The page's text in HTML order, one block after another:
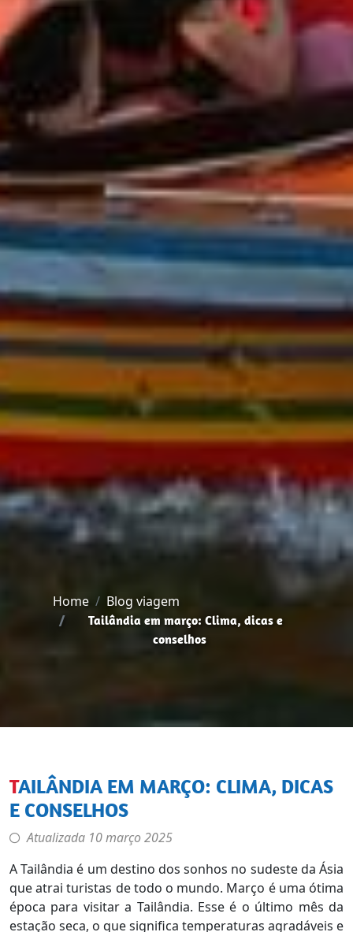
Home Blog viagem
Tailândia em março: Clima, dicas e
conselhos
TAILÂNDIA EM MARÇO: CLIMA, DICAS
E CONSELHOS
Atualizada 10 março 2025
A Tailândia é um destino dos sonhos no sudeste da Ásia
que atrai turistas de todo o mundo. Março é uma ótima
época para visitar a Tailândia. Esse é o último mês da
estação seca, o que significa temperaturas agradáveis e